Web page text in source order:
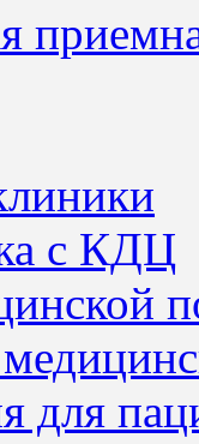
с КДЦ
для